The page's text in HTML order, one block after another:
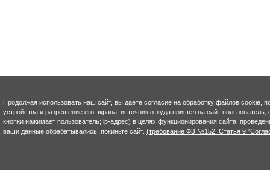
Продолжая использовать наш сайт, вы даете согласие на обработку файлов cookie,
устройства и разрешение его экрана; источник откуда пришел на сайт
кнопки нажимает пользователь; ip-адрес) в целях функционирования сайта,
ваши данные обрабатывались, покиньте сайт. (требование ФЗ №152. Статья 9